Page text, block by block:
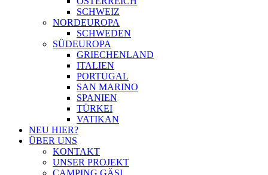
SCHWEIZ
NORDEUROPA
SCHWEDEN
SÜDEUROPA
GRIECHENLAND
ITALIEN
PORTUGAL
SAN MARINO
SPANIEN
TÜRKEI
VATIKAN
NEU HIER?
ÜBER UNS
KONTAKT
UNSER PROJEKT
CAMPING GÄSI